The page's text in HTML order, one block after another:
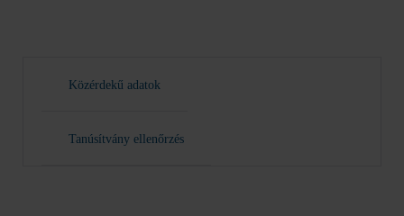
Közérdekű adatok
Tanúsítvány ellenőrzés